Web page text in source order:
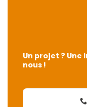
Un projet ? Une
nous !